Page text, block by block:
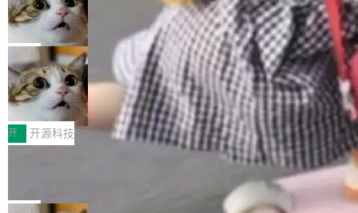
一是如何让大模型和智能体应用安全地从PoC走
向生产，二是如何让测试团队跟得上AI应用...
ean 表示是否可切换，nullable 的默认模式、浅
色方案、深色方案——会产生大量无意义的组
合。方案缺了、配置冲突了、全 null 了。要知道
哪些组合有效，作者说，你得靠"文档、校验、或
者部落知识"。 换个写法。Rust 的 enum，两个
变体：Switchable...
做，没什么新鲜的。 但 Kenton Varda 在 Twitte
r 上把事情说清楚了： 今天我们发布了 Cloudfla
re OS，一个带连接器的聊天机器人，跟其他所
有科技公司做的一样。只不过，实际上它不一
样。这是 Sandstorm.io 的重制版，我十年前的
那个创业公司。不同的是，这次它构建在 Cloudf
lare Workers 上——我花了九年时间搭建的平台
——并且深度集成了 AI。这基本上是我十年秘密
Deno 团队开源 Celld，可自托管的分
布式 Durable Objects
Ryan Dahl 领导的 Deno 团队推出了最新开源项
目 Celld，一个能在自己机器上运行 Cloudflare
Workers 和 Durable Objects 的守护进程。 设
计思路很直接：每个对象是一个独立的 SQLite
数据库，按名称寻址，复制到你自己的 S3 兼容
存储库里。节点之间只通过这个存储库协调——
没有控制平面，没有共识协议。每个对象自带一
个小型数据库，应用天然按分片构建，单个数据
库的竞争和爆炸半径问题在设计层面就被消除
了。 闲置的 cell 会休眠到几乎不占资源。当 cel
局
鲁大师7月新机性能/流畅/AI榜：vivo夺
性能、流畅双第一，三星Galaxy Z系列
新折叠缺席
2026年7月的手机市场，由于存储等硬件成本暴
增，手机厂商的日子也不好过啊，新机速度明显
放缓，因此硝烟味淡了许多。新机参数规格除开
Fold8 / Z Flip8）外，其余要么是中低端机器，
例如iQOO Z11i、REDMI Note 17、REDMI No
开 开源科技
Zed 编辑器团队发布了新项目——DeltaDB，一
个在 git commit 之间记录每一次编辑操作的版